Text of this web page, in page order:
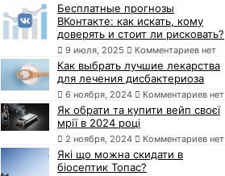
Бесплатные прогнозы
ВКонтакте: как искать, кому
доверять и стоит ли рисковать?
9 июля, 2025 Комментариев нет
Как выбрать лучшие лекарства
для лечения дисбактериоза
6 ноября, 2024 Комментариев нет
Як обрати та купити вейп своєї
мрії в 2024 році
2 ноября, 2024 Комментариев нет
Які що можна скидати в
біосептик Топас?